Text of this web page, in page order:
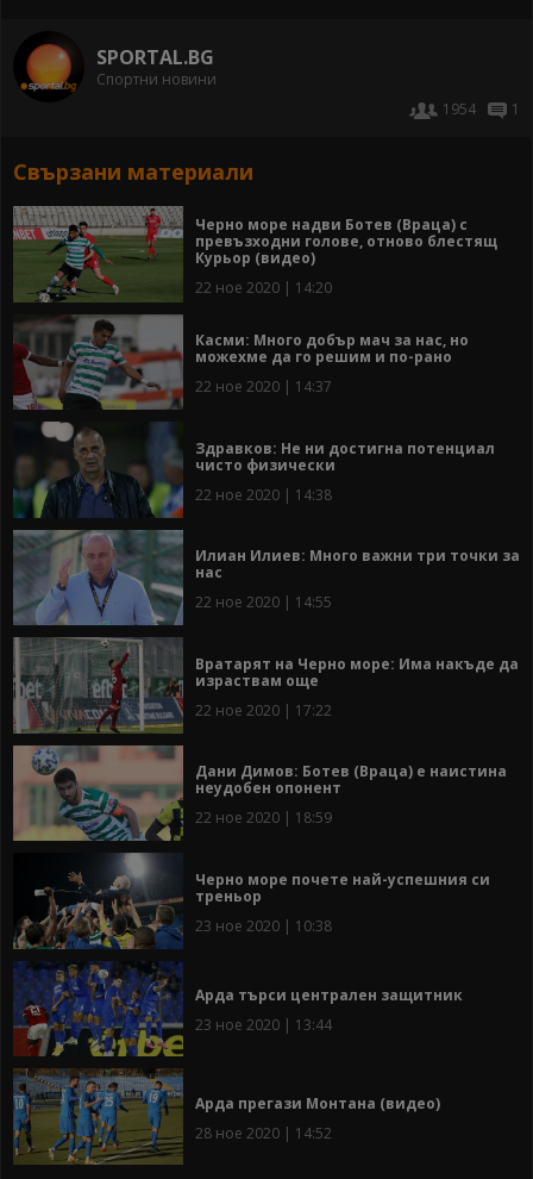
SPORTAL.BG
Спортни новини
1954
1
Свързани материали
Черно море надви Ботев (Враца) с
превъзходни голове, отново блестящ
Курьор (видео)
22 ное 2020 | 14:20
Касми: Много добър мач за нас, но
можехме да го решим и по-рано
22 ное 2020 | 14:37
Здравков: Не ни достигна потенциал
чисто физически
22 ное 2020 | 14:38
Илиан Илиев: Много важни три точки за
нас
22 ное 2020 | 14:55
Вратарят на Черно море: Има накъде да
израствам още
22 ное 2020 | 17:22
Дани Димов: Ботев (Враца) е наистина
неудобен опонент
22 ное 2020 | 18:59
Черно море почете най-успешния си
треньор
23 ное 2020 | 10:38
Арда търси централен защитник
23 ное 2020 | 13:44
Арда прегази Монтана (видео)
28 ное 2020 | 14:52